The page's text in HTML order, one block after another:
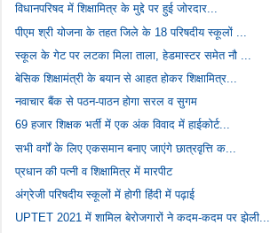
विधानपरिषद में शिक्षामित्र के मुद्दे पर हुई जोरदार...
पीएम श्री योजना के तहत जिले के 18 परिषदीय स्कूलों ...
स्कूल के गेट पर लटका मिला ताला, हेडमास्टर समेत नौ ...
बेसिक शिक्षामंत्री के बयान से आहत होकर शिक्षामित्र...
नवाचार बैंक से पठन-पाठन होगा सरल व सुगम
69 हजार शिक्षक भर्ती में एक अंक विवाद में हाईकोर्ट...
सभी वर्गों के लिए एकसमान बनाए जाएंगे छात्रवृत्ति क...
प्रधान की पत्नी व शिक्षामित्र में मारपीट
अंग्रेजी परिषदीय स्कूलों में होगी हिंदी में पढ़ाई
UPTET 2021 में शामिल बेरोजगारों ने कदम-कदम पर झेली...